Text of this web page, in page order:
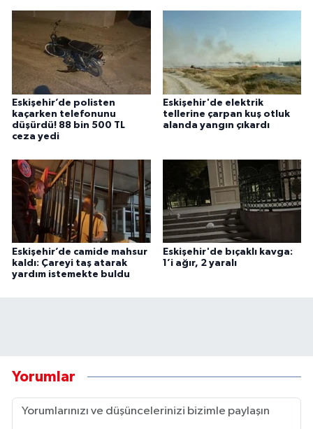
Eskişehir’de polisten
kaçarken telefonunu
düşürdü! 88 bin 500 TL
ceza yedi
Eskişehir'de elektrik
tellerine çarpan kuş otluk
alanda yangın çıkardı
Eskişehir’de camide mahsur
kaldı: Çareyi taş atarak
yardım istemekte buldu
Eskişehir'de bıçaklı kavga:
1’i ağır, 2 yaralı
Yorumlar